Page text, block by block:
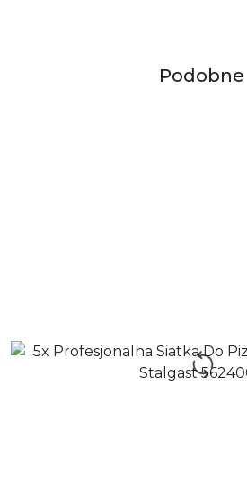
Pomiń karuzelę produktów
Produkty
Podobne